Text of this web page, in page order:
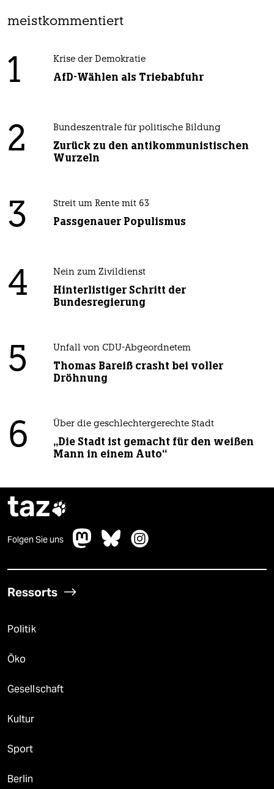
meistkommentiert
1 Krise der Demokratie
AfD-Wählen als Triebabfuhr
2 Bundeszentrale für politische Bildung
Zurück zu den antikommunistischen
Wurzeln
3 Streit um Rente mit 63
Passgenauer Populismus
4 Nein zum Zivildienst
Hinterlistiger Schritt der
Bundesregierung
5 Unfall von CDU-Abgeordnetem
Thomas Bareiß crasht bei voller
Dröhnung
6 Über die geschlechtergerechte Stadt
„Die Stadt ist gemacht für den weißen
Mann in einem Auto“
taz
Folgen Sie uns
Ressorts
Politik
Öko
Gesellschaft
Kultur
Sport
Berlin